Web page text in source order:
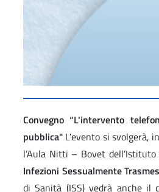
Convegno “L'intervento
pubblica" L’evento si svolgerà,
l’Aula Nitti – Bovet
Infezioni Sessualmente
di Sanità (ISS) vedrà anche il